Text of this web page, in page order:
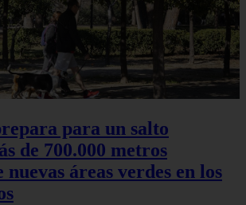
para un salto
de 700.000 metros
nuevas áreas verdes en los